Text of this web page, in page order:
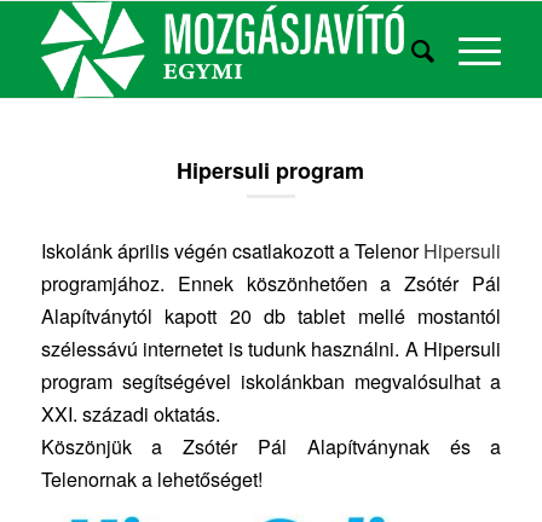
Hipersuli program
Iskolánk április végén csatlakozott a TelenorHipersuli
programjához. Ennek köszönhetően a Zsótér Pál
Alapítványtól kapott 20 db tablet mellé mostantól
szélessávú internetet is tudunk használni. A Hipersuli
program segítségével iskolánkban megvalósulhat a
XXI. századi oktatás.
Köszönjük a Zsótér Pál Alapítványnak és a
Telenornak a lehetőséget!